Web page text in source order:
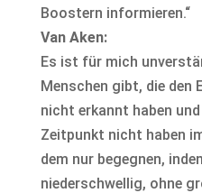
Boostern informieren.“
Van Aken:
Es ist für mich
Menschen gibt, die den
nicht erkannt haben
Zeitpunkt nicht haben
dem nur begegnen,
niederschwellig, ohne